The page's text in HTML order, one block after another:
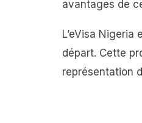
avantages de
L’eVisa Nigeria
départ. Cette
représentation